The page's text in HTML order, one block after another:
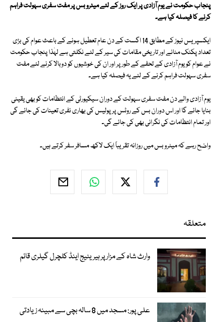
پنجاب حکومت نے یوم آزادی پر ایک روز کے لئے میٹرو بس پر مفت سفری سہولت فراہم
کرنے کا فیصلہ کیا ہے۔
ایکسپریس نیوز کے مطابق 14 اگست کے دن عام تعطیل ہونے کے باعث عوام کی بڑی
تعداد پکنک منانے اور تاریخی مقامات کی سیر کے لئے نکلتی ہے لہٰذا پنجاب حکومت
نے عوام کو یوم آزادی کے تحفے کے طور پر اور ان کی خوشیوں کو دوبالا کرنے لئے مفت
سفری سہولت فراہم کرنے کے لئے یہ فیصلہ کیا ہے۔
یوم آزادی والے دن مفت سفری سہولت کے دوران سیکیورٹی کے انتظامات کو بھی یقینی
بنایا جائے گا اور اس دوران بس کے روٹس پر پولیس کی بھاری نفری تعینات کی جائے گی
اور تمام انتظامات کی نگرانی بھی کی جائے گی۔
واضح رہے کہ میٹرو بس میں روزانہ تقریباً ایک لاکھ مسافر سفر کرتے ہیں۔
متعلقہ
وارث شاہ کے مزار پر ہیریٹیج اینڈ کلچرل گیلری قائم
علی پور: مسجد میں 8 سالہ بچی سے مبینہ زیادتی